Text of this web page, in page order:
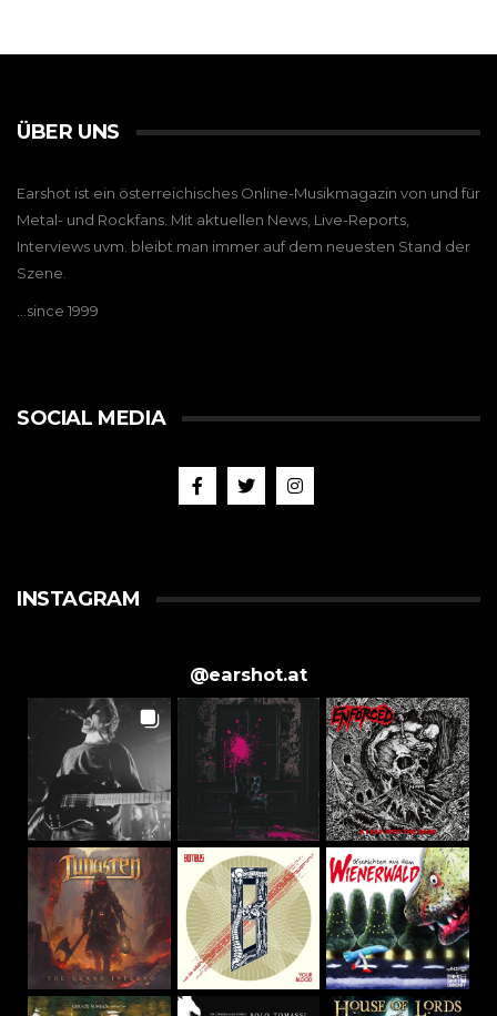
ÜBER UNS
Earshot ist ein österreichisches Online-Musikmagazin von und für
Metal- und Rockfans. Mit aktuellen News, Live-Reports,
Interviews uvm. bleibt man immer auf dem neuesten Stand der
Szene.
…since 1999
SOCIAL MEDIA
INSTAGRAM
@earshot.at